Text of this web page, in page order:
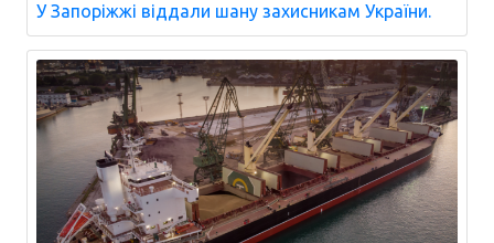
У Запоріжжі віддали шану захисникам України.